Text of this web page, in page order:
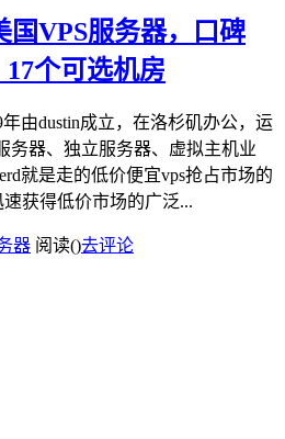
VPS服务器，口碑
个可选机房
由dustin成立，在洛杉矶办公，运
务器、独立服务器、虚拟主机业
就是走的低价便宜vps抢占市场的
获得低价市场的广泛...
器 阅读()去评论